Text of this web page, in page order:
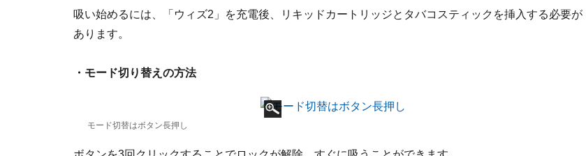
吸い始めるには、「ウィズ2」を充電後、リキッドカートリッジとタバコスティックを挿入する必要が
あります。
・モード切り替えの方法
モード切替はボタン長押し